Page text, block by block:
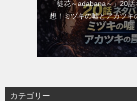
「徒花～adabana～」20
想！ミヅキの嘘とアカツキ
カテゴリー